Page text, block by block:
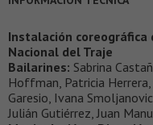
Instalación coreográfica
Nacional del Traje
Bailarines: Sabrina
Hoffman, Patricia
Garesio, Ivana
Julián Gutiérrez, Juan